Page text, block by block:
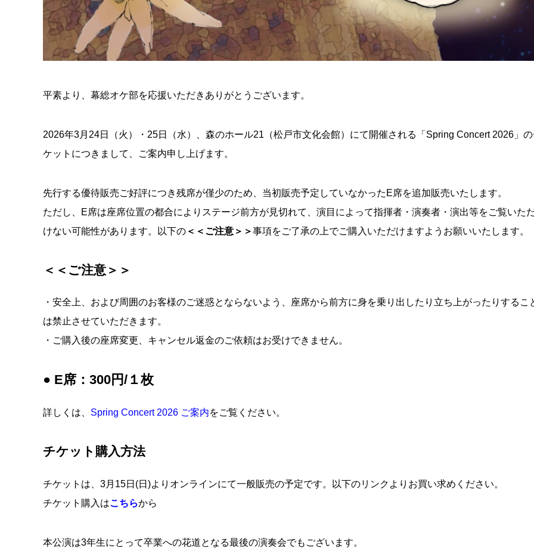
平素より、幕総オケ部を応援いただきありがとうございます。
2026年3月24日（火）・25日（水）、森のホール21（松戸市文化会館）にて開催される「Spring Concert 2026」
ケットにつきまして、ご案内申し上げます。
先行する優待販売ご好評につき残席が僅少のため、当初販売予定していなかったE席を追加販売いたします。
ただし、E席は座席位置の都合によりステージ前方が見切れて、演目によって指揮者・演奏者・演出等をご覧いた
けない可能性があります。以下の ＜＜ご注意＞＞事項をご了承の上でご購入いただけますようお願いいたします。
＜＜ご注意＞＞
・安全上、および周囲のお客様のご迷惑とならないよう、座席から前方に身を乗り出したり立ち上がったりするこ
は禁止させていただきます。
・ご購入後の座席変更、キャンセル返金のご依頼はお受けできません。
● E席：300円/１枚
詳しくは、 Spring Concert 2026 ご案内をご覧ください。
チケット購入方法
チケットは、3月15日(日)よりオンラインにて一般販売の予定です。以下のリンクよりお買い求めください。
チケット購入はこちらから
本公演は3年生にとって卒業への花道となる最後の演奏会でもございます。